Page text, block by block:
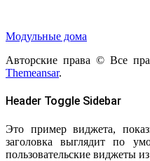
Модульные дома
Авторские права © Все
Themeansar.
Header Toggle Sidebar
Это пример виджета,
заголовка выглядит по
пользовательские виджеты из